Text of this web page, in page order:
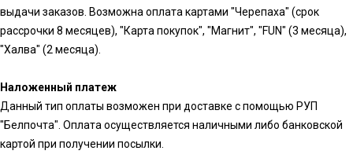
выдачи заказов. Возможна оплата картами "Черепаха" (срок
рассрочки 8 месяцев), "Карта покупок", "Магнит", "FUN" (3 месяца),
"Халва" (2 месяца).
Наложенный платеж
Данный тип оплаты возможен при доставке с помощью РУП
"Белпочта". Оплата осуществляется наличными либо банковской
картой при получении посылки.